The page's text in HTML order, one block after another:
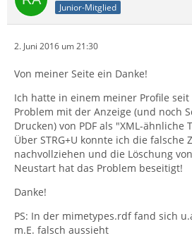
Junior-Mitglied
2. Juni 2016 um 21:30
Von meiner Seite ein Danke!
Ich hatte in einem meiner Profile seit
Problem mit der Anzeige (und noch
Drucken) von PDF als "XML-ähnliche
Über STRG+U konnte ich die
nachvollziehen und die Löschung
Neustart hat das Problem beseitigt!
Danke!
PS: In der mimetypes.rdf fand sich
m.E. falsch aussieht